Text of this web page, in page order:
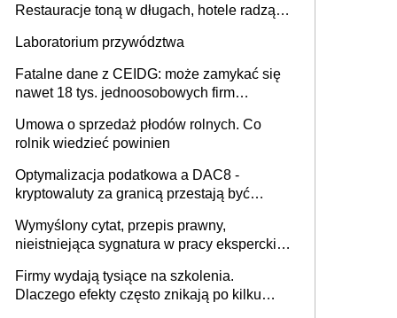
Restauracje toną w długach, hotele radzą
Laboratorium przywództwa
Fatalne dane z CEIDG: może zamykać się
nawet 18 tys. jednoosobowych firm
Umowa o sprzedaż płodów rolnych. Co
rolnik wiedzieć powinien
Optymalizacja podatkowa a DAC8 -
kryptowaluty za granicą przestają być
Wymyślony cytat, przepis prawny,
nieistniejąca sygnatura w pracy eksperckiej -
firmie
Firmy wydają tysiące na szkolenia.
Dlaczego efekty często znikają po kilku